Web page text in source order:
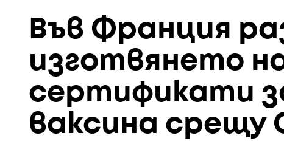
Във Франция
изготвянето
сертификати
ваксина срещу